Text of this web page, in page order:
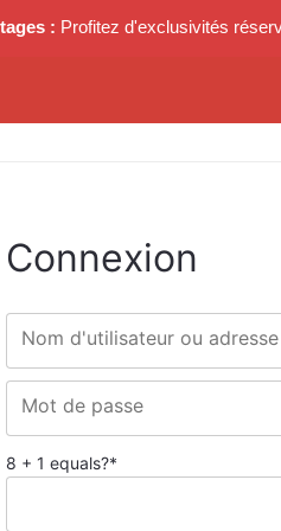
: Profitez d'exclusivités
Connexion
Nom d'utilisateur ou
Mot de passe
8 + 1 equals?*